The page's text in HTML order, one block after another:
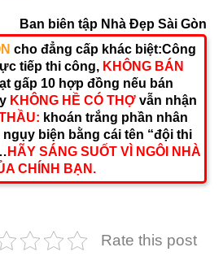
Ban biên tập Nhà Đẹp Sài Gòn
cho đẳng cấp khác biệt:Công
tiếp thi công, KHÔNG BÁN
gấp 10 hợp đồng nếu bán
KHÔNG HỀ CÓ THỢvẫn nhận
khoán trắng phần nhân
biện bằng cái tên “đội thi
HÃY SÁNG SUỐT VÌ NGÔI NHÀ
CHÍNH BẠN.
Rate this post